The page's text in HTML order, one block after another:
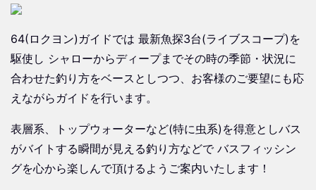
64(ロクヨン)ガイドでは 最新魚探3台(ライブスコープ)を
駆使し シャローからディープまでその時の季節・状況に
合わせた釣り方をベースとしつつ、お客様のご要望にも応
えながらガイドを行います。
表層系、トップウォーターなど(特に虫系)を得意としバス
がバイトする瞬間が見える釣り方などで バスフィッシン
グを心から楽しんで頂けるようご案内いたします！